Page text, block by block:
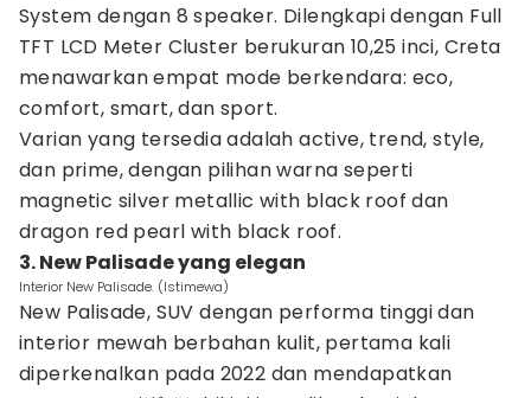
System dengan 8 speaker. Dilengkapi dengan Full
TFT LCD Meter Cluster berukuran 10,25 inci, Creta
menawarkan empat mode berkendara: eco,
comfort, smart, dan sport.
Varian yang tersedia adalah active, trend, style,
dan prime, dengan pilihan warna seperti
magnetic silver metallic with black roof dan
dragon red pearl with black roof.
3. New Palisade yang elegan
Interior New Palisade. (Istimewa)
New Palisade, SUV dengan performa tinggi dan
interior mewah berbahan kulit, pertama kali
diperkenalkan pada 2022 dan mendapatkan